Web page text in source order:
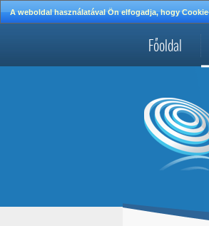
A weboldal használatával Ön elfogadja, hogy
Főoldal